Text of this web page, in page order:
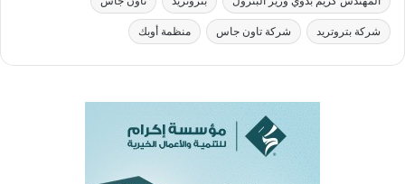
شركة بتروتريد شركة تاون جاس منظمة أوبك